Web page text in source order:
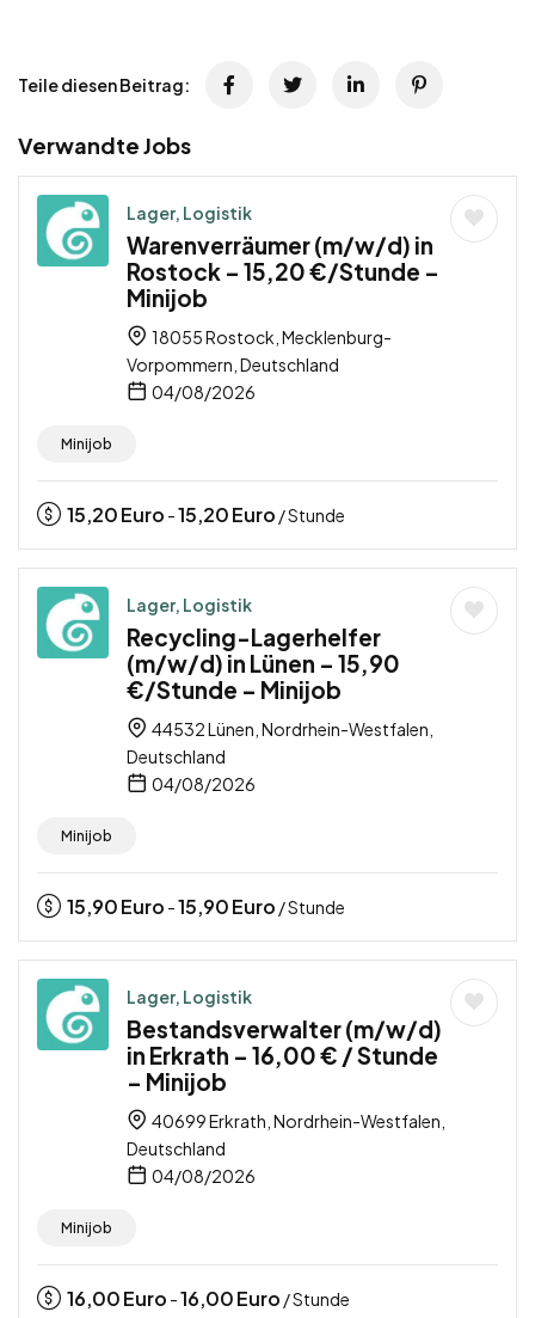
Teile diesen Beitrag:
Verwandte Jobs
Lager, Logistik
Warenverräumer (m/w/d) in
Rostock – 15,20 €/Stunde –
Minijob
18055 Rostock, Mecklenburg-
Vorpommern, Deutschland
04/08/2026
Minijob
15,20Euro -15,20Euro / Stunde
Lager, Logistik
Recycling-Lagerhelfer
(m/w/d) in Lünen – 15,90
€/Stunde – Minijob
44532 Lünen, Nordrhein-Westfalen,
Deutschland
04/08/2026
Minijob
15,90Euro -15,90Euro / Stunde
Lager, Logistik
Bestandsverwalter (m/w/d)
in Erkrath – 16,00 € / Stunde
– Minijob
40699 Erkrath, Nordrhein-Westfalen,
Deutschland
04/08/2026
Minijob
16,00Euro -16,00Euro / Stunde